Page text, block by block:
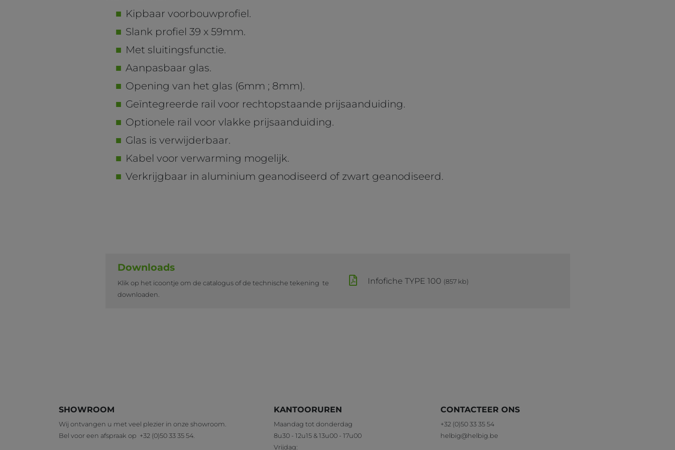
Kipbaar voorbouwprofiel.
Slank profiel 39 x 59mm.
Met sluitingsfunctie.
Aanpasbaar glas.
Opening van het glas (6mm ; 8mm).
Geïntegreerde rail voor rechtopstaande prijsaanduiding.
Optionele rail voor vlakke prijsaanduiding.
Glas is verwijderbaar.
Kabel voor verwarming mogelijk.
Verkrijgbaar in aluminium geanodiseerd of zwart geanodiseerd.
Downloads
Klik op het icoontje om de catalogus of de technische tekening te
downloaden.
Infofiche TYPE 100 (857 kb)
SHOWROOM
Wij ontvangen u met veel plezier in onze showroom.
Bel voor een afspraak op +32 (0)50 33 35 54.
KANTOORUREN
Maandag tot donderdag
8u30 - 12u15 & 13u00 - 17u00
Vrijdag:
CONTACTEER ONS
+32 (0)50 33 35 54
helbig@helbig.be